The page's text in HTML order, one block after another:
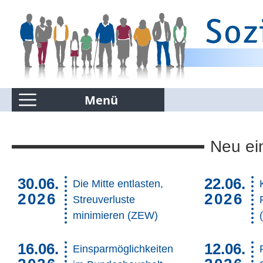
Menü
Kommentierte Infografiken
Suchen nur in Kommentierte Infografiken
Neu
30.06.
2026
Die Mitte entlasten,
Streuverluste
minimieren (ZEW)
22.06.
2026
16.06.
Einsparmöglichkeiten
12.06.